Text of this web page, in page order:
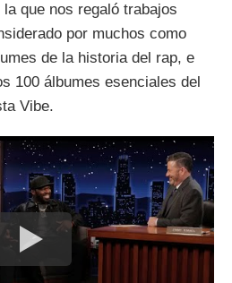
que nos regaló trabajos
por muchos como
de la historia del rap, e
100 álbumes esenciales del
Vibe.